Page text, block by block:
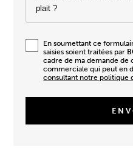
En soumettant ce
saisies soient traitées par
cadre de ma demande de
commerciale qui peut en
consultant notre politique